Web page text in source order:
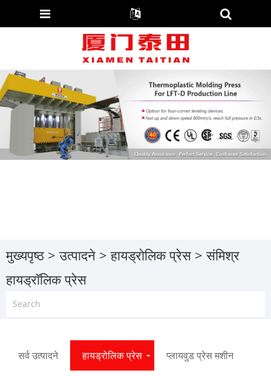
मुख्यपृष्ठ > उत्पादने >हायड्रोलिक प्रेस > संमिश्र
हायड्रॉलिक प्रेस
सर्व उत्पादने हायड्रोलिक प्रेस प्लायवुड प्रेस मशीन